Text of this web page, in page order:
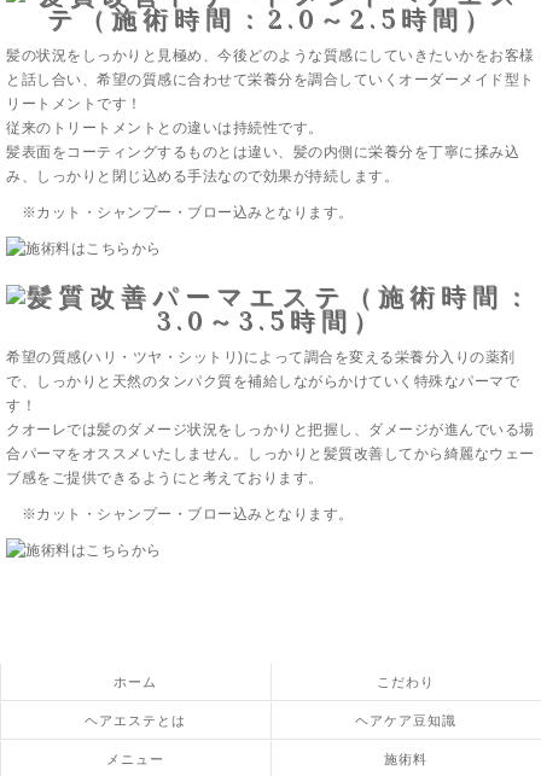
髪の状況をしっかりと見極め、今後どのような質感にしていきたいかをお客様
と話し合い、希望の質感に合わせて栄養分を調合していくオーダーメイド型ト
リートメントです！
従来のトリートメントとの違いは持続性です。
髪表面をコーティングするものとは違い、髪の内側に栄養分を丁寧に揉み込
み、しっかりと閉じ込める手法なので効果が持続します。
※カット・シャンプー・ブロー込みとなります。
希望の質感(ハリ・ツヤ・シットリ)によって調合を変える栄養分入りの薬剤
で、しっかりと天然のタンパク質を補給しながらかけていく特殊なパーマで
す！
クオーレでは髪のダメージ状況をしっかりと把握し、ダメージが進んでいる場
合パーマをオススメいたしません。しっかりと髪質改善してから綺麗なウェー
ブ感をご提供できるようにと考えております。
※カット・シャンプー・ブロー込みとなります。
ホーム こだわり
ヘアエステとは ヘアケア豆知識
メニュー 施術料